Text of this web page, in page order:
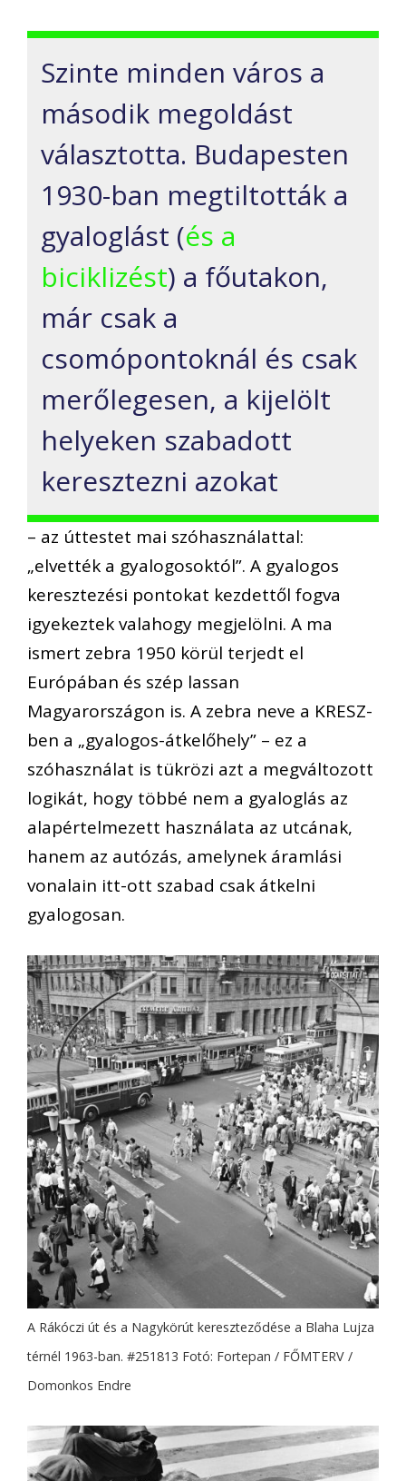
Szinte minden város a
második megoldást
választotta. Budapesten
1930-ban megtiltották a
gyaloglást (és a
biciklizést) a főutakon,
már csak a
csomópontoknál és csak
merőlegesen, a kijelölt
helyeken szabadott
keresztezni azokat
– az úttestet mai szóhasználattal:
„elvették a gyalogosoktól”. A gyalogos
keresztezési pontokat kezdettől fogva
igyekeztek valahogy megjelölni. A ma
ismert zebra 1950 körül terjedt el
Európában és szép lassan
Magyarországon is. A zebra neve a KRESZ-
ben a „gyalogos-átkelőhely” – ez a
szóhasználat is tükrözi azt a megváltozott
logikát, hogy többé nem a gyaloglás az
alapértelmezett használata az utcának,
hanem az autózás, amelynek áramlási
vonalain itt-ott szabad csak átkelni
gyalogosan.
A Rákóczi út és a Nagykörút kereszteződése a Blaha Lujza
térnél 1963-ban. #251813 Fotó: Fortepan / FŐMTERV /
Domonkos Endre